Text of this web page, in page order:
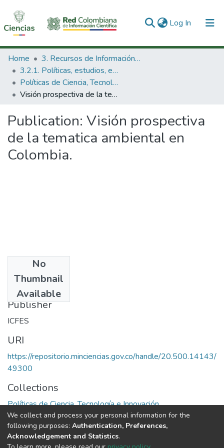
Log In (current)
Communities & Collections
All of DSpace
Statistics
Home
3. Recursos de Información Científica y Tecnológica
3.2.1. Políticas, estudios, evaluaciones e indicadores de CTeI
Políticas de Ciencia, Tecnología e Innovación
Visión prospectiva de la tematica ambiental en Colombia.
Publication: Visión prospectiva
de la tematica ambiental en
Colombia.
No
Thumbnail
Available
1987
Publisher
ICFES
URI
https://repositorio.minciencias.gov.co/handle/20.500.14143/
49300
Collections
Políticas de Ciencia, Tecnología e Innovación
Full item page
We collect and process your personal information for the
following purposes: Authentication, Preferences,
Acknowledgement and Statistics.